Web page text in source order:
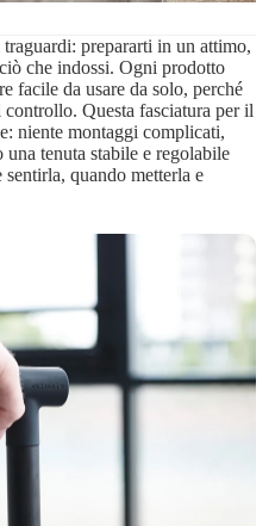
prepararti in un attimo,
che indossi. Ogni prodotto
facile da usare da solo, perché
Questa fasciatura per il
niente montaggi complicati,
tenuta stabile e regolabile
quando metterla e